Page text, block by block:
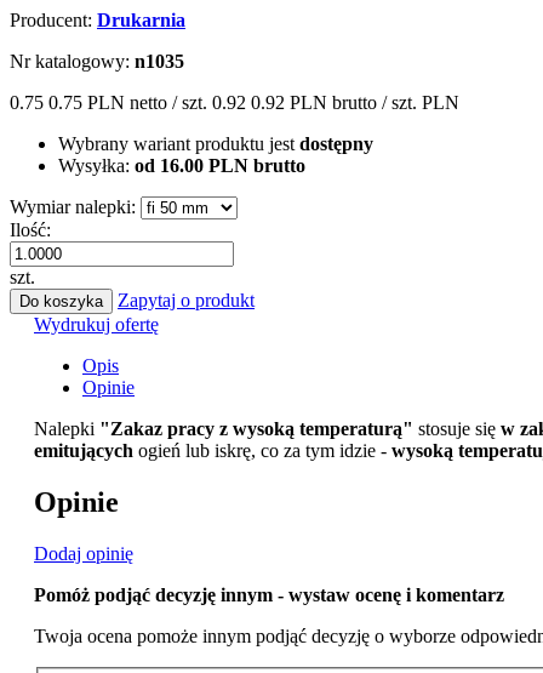
Producent: Drukarnia
Nr katalogowy: n1035
0.75 0.75 PLN netto / szt. 0.92 0.92 PLN brutto / szt. PLN
Wybrany wariant produktu jest dostępny
Wysyłka: od 16.00 PLN brutto
Wymiar nalepki:
Ilość:
szt.
Do koszyka
Zapytaj o produkt
Wydrukuj ofertę
Opis
Opinie
Nalepki "Zakaz pracy z wysoką temperaturą" stosuje się w
emitujących ogień lub iskrę, co za tym idzie - wysoką
Opinie
Dodaj opinię
Pomóż podjąć decyzję innym - wystaw ocenę i komentarz
Twoja ocena pomoże innym podjąć decyzję o wyborze